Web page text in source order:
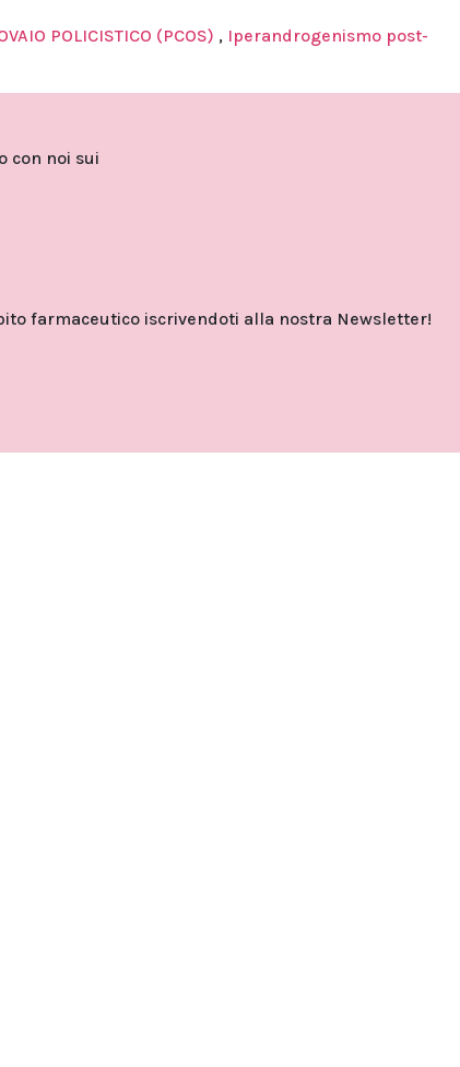
POLICISTICO (PCOS) , Iperandrogenismo post-
con noi sui
farmaceutico iscrivendoti alla nostra Newsletter!